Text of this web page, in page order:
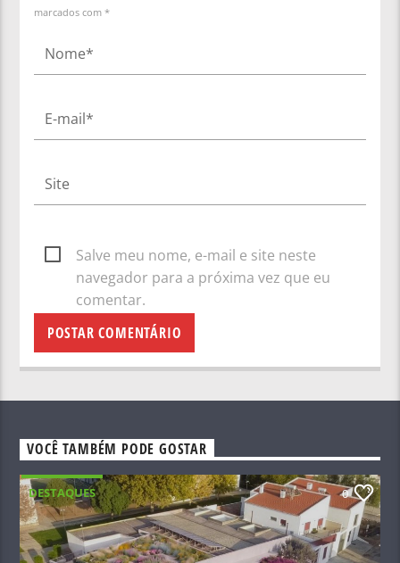
marcados com *
Salve meu nome, e-mail e site neste
navegador para a próxima vez que eu
comentar.
VOCÊ TAMBÉM PODE GOSTAR
DESTAQUES 0